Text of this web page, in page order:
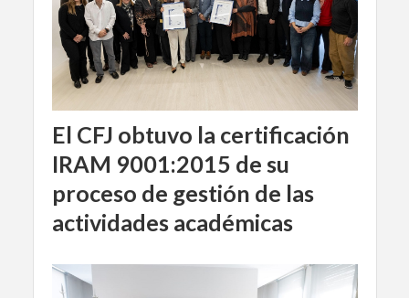
El CFJ obtuvo la certificación
IRAM 9001:2015 de su
proceso de gestión de las
actividades académicas